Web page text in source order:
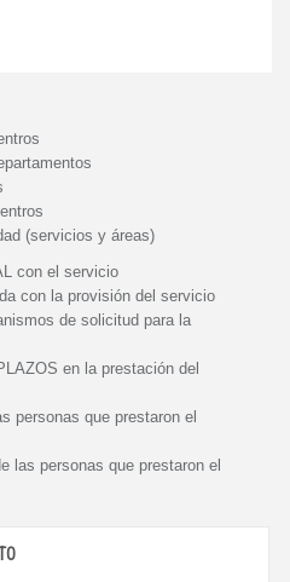
(servicios y áreas)
con el servicio
con la provisión del servicio
de solicitud para la
en la prestación del
personas que prestaron el
las personas que prestaron el